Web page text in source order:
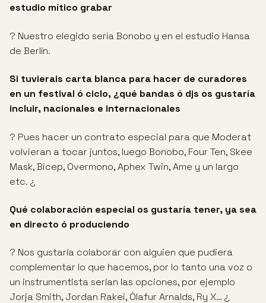
estudio mítico grabar
? Nuestro elegido sería Bonobo y en el estudio Hansa
de Berlín.
Si tuvierais carta blanca para hacer de curadores
en un festival ó ciclo, ¿qué bandas ó djs os gustaría
incluir, nacionales e internacionales
? Pues hacer un contrato especial para que Moderat
volvieran a tocar juntos, luego Bonobo, Four Ten, Skee
Mask, Bicep, Overmono, Aphex Twin, Ame y un largo
etc. ¿
Qué colaboración especial os gustaría tener, ya sea
en directo ó produciendo
? Nos gustaría colaborar con alguien que pudiera
complementar lo que hacemos, por lo tanto una voz o
un instrumentista serían las opciones, por ejemplo
Jorja Smith, Jordan Rakei, Ólafur Arnalds, Ry X… ¿